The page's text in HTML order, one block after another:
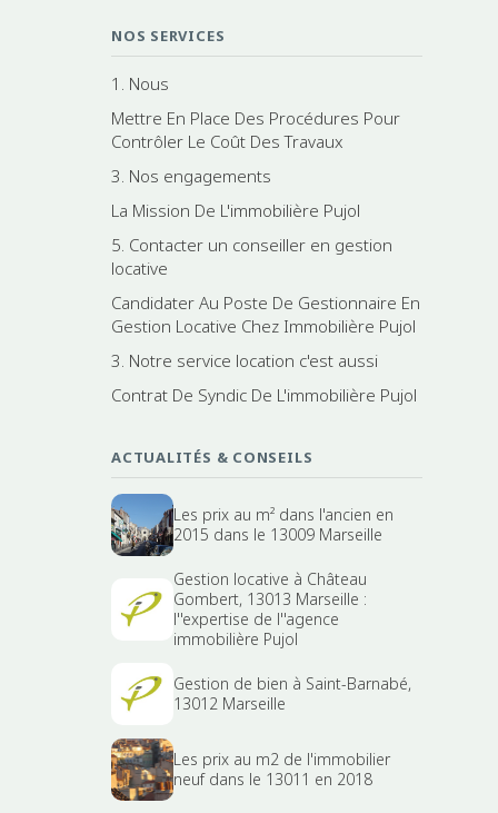
NOS SERVICES
1. Nous
Mettre En Place Des Procédures Pour
Contrôler Le Coût Des Travaux
3. Nos engagements
La Mission De L'immobilière Pujol
5. Contacter un conseiller en gestion
locative
Candidater Au Poste De Gestionnaire En
Gestion Locative Chez Immobilière Pujol
3. Notre service location c'est aussi
Contrat De Syndic De L'immobilière Pujol
ACTUALITÉS & CONSEILS
Les prix au m² dans l'ancien en
2015 dans le 13009 Marseille
Gestion locative à Château
Gombert, 13013 Marseille :
l''expertise de l''agence
immobilière Pujol
Gestion de bien à Saint-Barnabé,
13012 Marseille
Les prix au m2 de l'immobilier
neuf dans le 13011 en 2018